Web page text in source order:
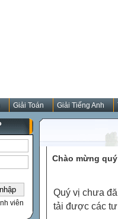
Giải Toán Giải Tiếng Anh
viên
Chào mừng
Quý vị chưa
tải được các